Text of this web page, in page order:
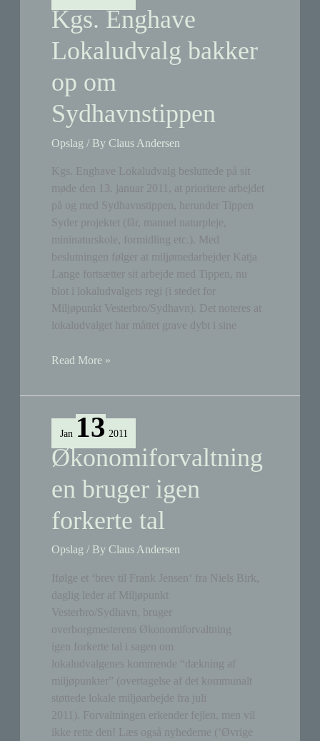
Kgs. Enghave
Lokaludvalg bakker
op om
Sydhavnstippen
Opslag / ByClaus Andersen
Kgs. Enghave Lokaludvalg besluttede på sit
møde den 13. januar 2011, at prioritere arbejdet
på og med Sydhavnstippen, herunder Tippen
Syder projektet (får, manuel naturpleje,
mininaturskole, formidling etc.). Med
beslutningen følger at miljømedarbejder Katja
Lange fortsætter sit arbejde med Tippen, nu
blot i lokaludvalgets regi (i stedet for
Miljøpunkt Vesterbro/Sydhavn). Det noteres at
lokaludvalget har måttet grave dybt i sine
Kgs.
Lokaludvalg
op
Sydhavnstippen
Read More »
Jan 13 2011
Økonomiforvaltning
en bruger igen
forkerte tal
Opslag / ByClaus Andersen
Ifølge et ‘brev til Frank Jensen‘ fra Niels Birk,
daglig leder af Miljøpunkt
Vesterbro/Sydhavn, bruger
overborgmesterens Økonomiforvaltning
igen forkerte tal i sagen om
lokaludvalgenes kommende “dækning af
miljøpunkter” (overtagelse af det kommunalt
støttede lokale miljøarbejde fra juli
2011). Forvaltningen erkender fejlen, men vil
ikke rette den! Læs også nyhederne (‘Øvrige